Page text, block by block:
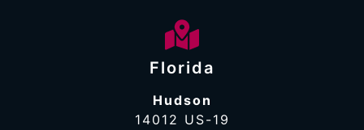
Florida
Hudson
14012 US-19